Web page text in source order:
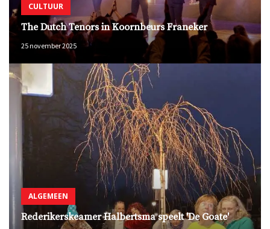
CULTUUR
The Dutch Tenors in Koornbeurs Franeker
25 november 2025
ALGEMEEN
Rederikerskeamer Halbertsma speelt 'De Goate'